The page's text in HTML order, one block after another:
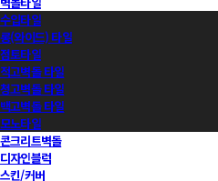
수입타일
롱(와이드) 타일
점토타일
적고벽돌 타일
청고벽돌 타일
백고벽돌 타일
모노타일
콘크리트벽돌
디자인블럭
스킨/커버